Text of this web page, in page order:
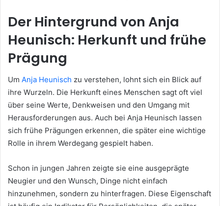
Der Hintergrund von Anja
Heunisch: Herkunft und frühe
Prägung
Um Anja Heunisch zu verstehen, lohnt sich ein Blick auf
ihre Wurzeln. Die Herkunft eines Menschen sagt oft viel
über seine Werte, Denkweisen und den Umgang mit
Herausforderungen aus. Auch bei Anja Heunisch lassen
sich frühe Prägungen erkennen, die später eine wichtige
Rolle in ihrem Werdegang gespielt haben.
Schon in jungen Jahren zeigte sie eine ausgeprägte
Neugier und den Wunsch, Dinge nicht einfach
hinzunehmen, sondern zu hinterfragen. Diese Eigenschaft